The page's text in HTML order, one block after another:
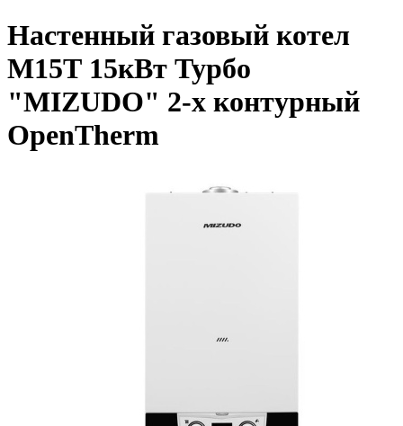
Настенный газовый котел
М15Т 15кВт Турбо
"MIZUDO" 2-х контурный
OpenTherm